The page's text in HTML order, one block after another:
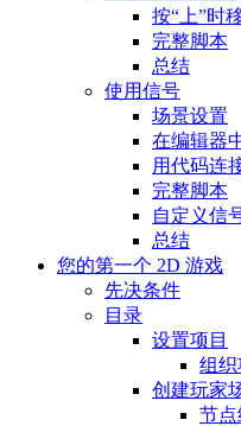
按“上”时
完整脚本
总结
使用信号
场景设置
在编辑器
用代码连
完整脚本
自定义信
总结
您的第一个 2D 游戏
先决条件
目录
设置项目
组织
创建玩家
节点